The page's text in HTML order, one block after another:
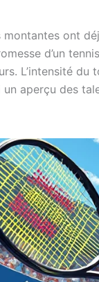
ont
d’un
L’intensité
aperçu des